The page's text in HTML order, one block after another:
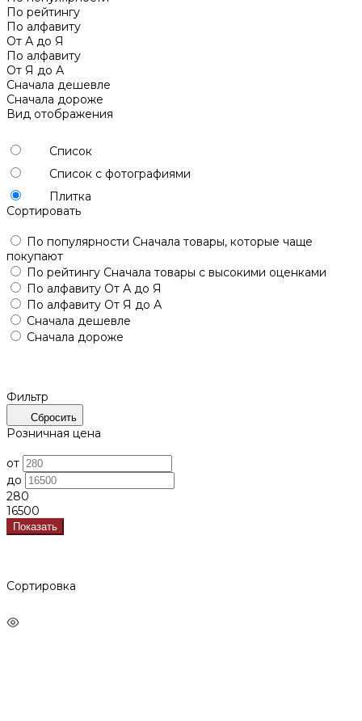
По рейтингу
По алфавиту
От А до Я
По алфавиту
От Я до А
Сначала дешевле
Сначала дороже
Вид отображения
Список
Список с фотографиями
Плитка
Сортировать
По популярности Сначала товары, которые чаще
покупают
По рейтингу Сначала товары с высокими оценками
По алфавиту От А до Я
По алфавиту От Я до А
Сначала дешевле
Сначала дороже
Фильтр
Сбросить
Розничная цена
от
до
280
16500
Показать
Сортировка